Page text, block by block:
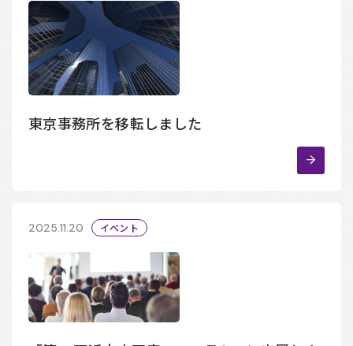
東京事務所を移転しました
2025.11.20 イベント